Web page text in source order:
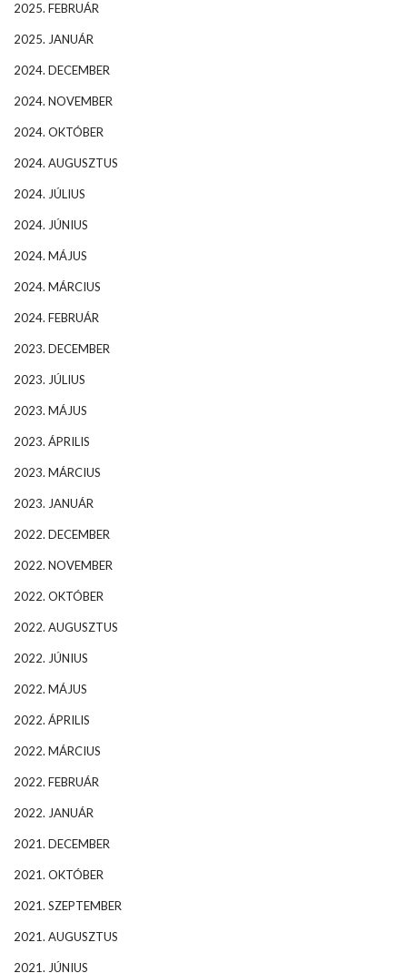
2025. FEBRUÁR
2025. JANUÁR
2024. DECEMBER
2024. NOVEMBER
2024. OKTÓBER
2024. AUGUSZTUS
2024. JÚLIUS
2024. JÚNIUS
2024. MÁJUS
2024. MÁRCIUS
2024. FEBRUÁR
2023. DECEMBER
2023. JÚLIUS
2023. MÁJUS
2023. ÁPRILIS
2023. MÁRCIUS
2023. JANUÁR
2022. DECEMBER
2022. NOVEMBER
2022. OKTÓBER
2022. AUGUSZTUS
2022. JÚNIUS
2022. MÁJUS
2022. ÁPRILIS
2022. MÁRCIUS
2022. FEBRUÁR
2022. JANUÁR
2021. DECEMBER
2021. OKTÓBER
2021. SZEPTEMBER
2021. AUGUSZTUS
2021. JÚNIUS